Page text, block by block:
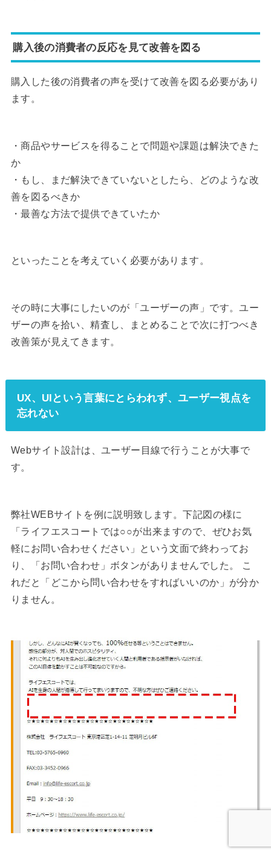
購入後の消費者の反応を見て改善を図る
購入した後の消費者の声を受けて改善を図る必要があり
ます。
・商品やサービスを得ることで問題や課題は解決できた
か
・もし、まだ解決できていないとしたら、どのような改
善を図るべきか
・最善な方法で提供できていたか
といったことを考えていく必要があります。
その時に大事にしたいのが「ユーザーの声」です。ユー
ザーの声を拾い、精査し、まとめることで次に打つべき
改善策が見えてきます。
UX、UIという言葉にとらわれず、ユーザー視点を
忘れない
Webサイト設計は、ユーザー目線で行うことが大事で
す。
弊社WEBサイトを例に説明致します。下記図の様に
「ライフエスコートでは○○が出来ますので、ぜひお気
軽にお問い合わせください」という文面で終わってお
り、「お問い合わせ」ボタンがありませんでした。 こ
れだと「どこから問い合わせをすればいいのか」が分か
りません。